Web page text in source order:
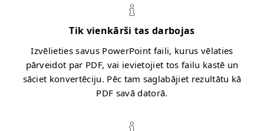
Tik vienkārši tas darbojas
Izvēlieties savus PowerPoint faili, kurus vēlaties
pārveidot par PDF, vai ievietojiet tos failu kastē un
sāciet konvertēciju. Pēc tam saglabājiet rezultātu kā
PDF savā datorā.